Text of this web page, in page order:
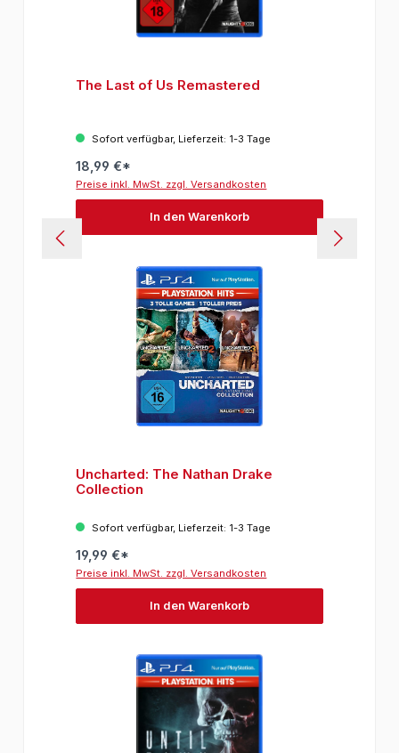
The Last of Us Remastered
Sofort verfügbar, Lieferzeit: 1-3 Tage
18,99 €*
Preise inkl. MwSt. zzgl. Versandkosten
In den Warenkorb
Uncharted: The Nathan Drake
Collection
Sofort verfügbar, Lieferzeit: 1-3 Tage
19,99 €*
Preise inkl. MwSt. zzgl. Versandkosten
In den Warenkorb